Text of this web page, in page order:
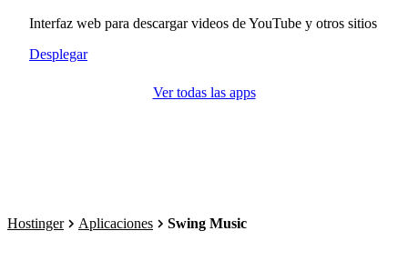
Interfaz web para descargar videos de YouTube y otros sitios
Desplegar
Ver todas las apps
Hostinger Aplicaciones Swing Music